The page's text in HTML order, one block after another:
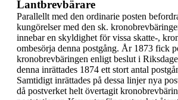
Lantbrevbärare
Parallellt med den ordinarie posten
kungörelser med den sk.
innebaren skyldighet för vissa skatte-,
ombesörja denna postgång. År 1873 fick
kronobrevbäringen enligt beslut i
denna inrättades 1874 ett stort antal
Samtidigt inrättades på dessa linjernya
då postverket helt övertagit